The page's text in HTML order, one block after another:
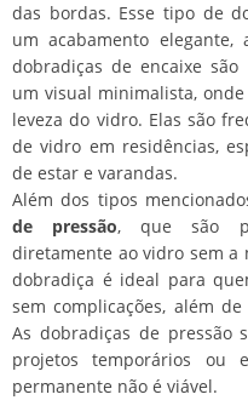
das bordas. Esse tipo de
um acabamento
dobradiças de encaixe
um visual minimalista,
leveza do vidro. Elas são
de vidro em residências,
de estar e varandas.
Além dos tipos
de pressão, que são
diretamente ao vidro sem a
dobradiça é ideal para
sem complicações, além
As dobradiças de pressão
projetos temporários ou
permanente não é viável.